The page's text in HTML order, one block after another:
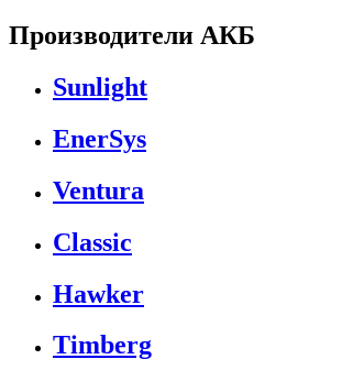
Производители АКБ
Sunlight
EnerSys
Ventura
Classic
Hawker
Timberg